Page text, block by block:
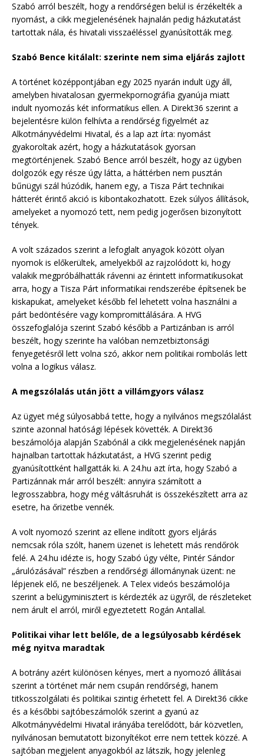
Szabó arról beszélt, hogy a rendőrségen belül is érzékelték a
nyomást, a cikk megjelenésének hajnalán pedig házkutatást
tartottak nála, és hivatali visszaéléssel gyanúsították meg.
Szabó Bence kitálalt: szerinte nem sima eljárás zajlott
A történet középpontjában egy 2025 nyarán indult ügy áll,
amelyben hivatalosan gyermekpornográfia gyanúja miatt
indult nyomozás két informatikus ellen. A Direkt36 szerint a
bejelentésre külön felhívta a rendőrség figyelmét az
Alkotmányvédelmi Hivatal, és a lap azt írta: nyomást
gyakoroltak azért, hogy a házkutatások gyorsan
megtörténjenek. Szabó Bence arról beszélt, hogy az ügyben
dolgozók egy része úgy látta, a háttérben nem pusztán
bűnügyi szál húzódik, hanem egy, a Tisza Párt technikai
hátterét érintő akció is kibontakozhatott. Ezek súlyos állítások,
amelyeket a nyomozó tett, nem pedig jogerősen bizonyított
tények.
A volt százados szerint a lefoglalt anyagok között olyan
nyomok is előkerültek, amelyekből az rajzolódott ki, hogy
valakik megpróbálhatták rávenni az érintett informatikusokat
arra, hogy a Tisza Párt informatikai rendszerébe építsenek be
kiskapukat, amelyeket később fel lehetett volna használni a
párt bedöntésére vagy kompromittálására. A HVG
összefoglalója szerint Szabó később a Partizánban is arról
beszélt, hogy szerinte ha valóban nemzetbiztonsági
fenyegetésről lett volna szó, akkor nem politikai rombolás lett
volna a logikus válasz.
A megszólalás után jött a villámgyors válasz
Az ügyet még súlyosabbá tette, hogy a nyilvános megszólalást
szinte azonnal hatósági lépések követték. A Direkt36
beszámolója alapján Szabónál a cikk megjelenésének napján
hajnalban tartottak házkutatást, a HVG szerint pedig
gyanúsítottként hallgatták ki. A 24.hu azt írta, hogy Szabó a
Partizánnak már arról beszélt: annyira számított a
legrosszabbra, hogy még váltásruhát is összekészített arra az
esetre, ha őrizetbe vennék.
A volt nyomozó szerint az ellene indított gyors eljárás
nemcsak róla szólt, hanem üzenet is lehetett más rendőrök
felé. A 24.hu idézte is, hogy Szabó úgy vélte, Pintér Sándor
„árulózásával” részben a rendőrségi állománynak üzent: ne
lépjenek elő, ne beszéljenek. A Telex videós beszámolója
szerint a belügyminisztert is kérdezték az ügyről, de részleteket
nem árult el arról, miről egyeztetett Rogán Antallal.
Politikai vihar lett belőle, de a legsúlyosabb kérdések
még nyitva maradtak
A botrány azért különösen kényes, mert a nyomozó állításai
szerint a történet már nem csupán rendőrségi, hanem
titkosszolgálati és politikai szintig érhetett fel. A Direkt36 cikke
és a későbbi sajtóbeszámolók szerint a gyanú az
Alkotmányvédelmi Hivatal irányába terelődött, bár közvetlen,
nyilvánosan bemutatott bizonyítékot erre nem tettek közzé. A
sajtóban megjelent anyagokból az látszik, hogy jelenleg